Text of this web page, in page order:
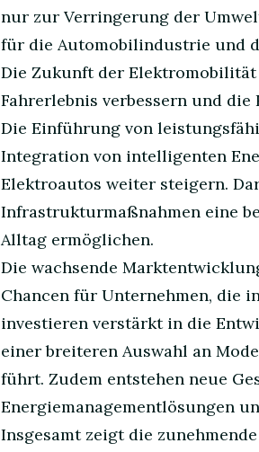
nur zur Verringerung der
für die Automobilindustrie und
Die Zukunft der
Fahrerlebnis verbessern und
Die Einführung von
Integration von intelligenten
Elektroautos weiter steigern.
Infrastrukturmaßnahmen eine
Alltag ermöglichen.
Die wachsende
Chancen für Unternehmen, die
investieren verstärkt in die
einer breiteren Auswahl an
führt. Zudem entstehen neue
Energiemanagementlösungen
Insgesamt zeigt die